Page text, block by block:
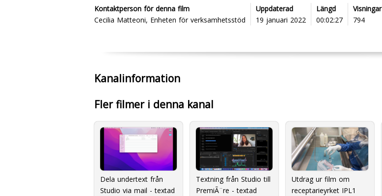
Kontaktperson för denna film
Cecilia Matteoni, Enheten för verksamhetsstöd
Uppdaterad
19 januari 2022
Längd
00:02:27
Visningar
794
Kanalinformation
Fler filmer i denna kanal
Dela undertext från
Studio via mail - textad
Textning från Studio till
PremiÃ¨re - textad
Utdrag ur film om
receptarieyrket IPL1